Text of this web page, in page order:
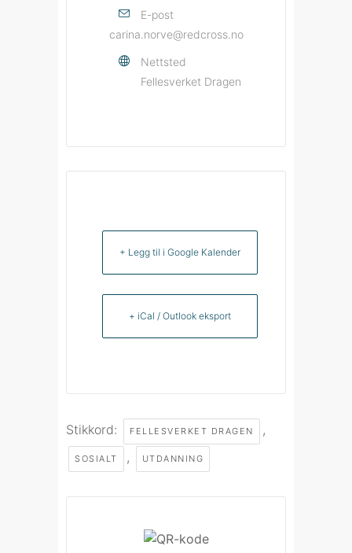
E-post
carina.norve@redcross.no
Nettsted
Fellesverket Dragen
+ Legg til i Google Kalender
+ iCal / Outlook eksport
Stikkord: FELLESVERKET DRAGEN ,
SOSIALT , UTDANNING